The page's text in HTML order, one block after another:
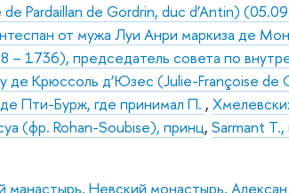
Pardaillan de Gordrin, duc d’Antin)
от мужа Луи Анри маркиза де
1736), председатель совета по
Крюссоль д’Юзес (Julie-Françoise de
Пти-Бурж, где принимал П. ,
(фр. Rohan-Soubise), принц,Sarmant
Невский монастырь,